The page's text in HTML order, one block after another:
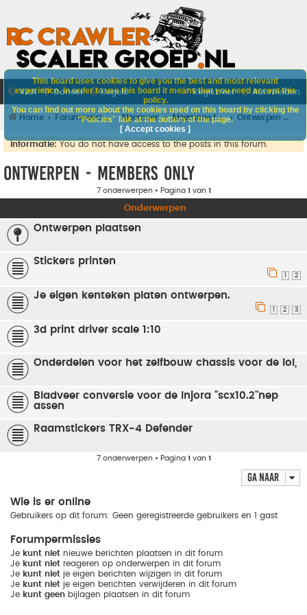
V&A Doneer Regels Aanmelden
Registreer
Home Forumoverzicht Algemeen Algemene techniek Ontwerpen - MEMBERS ONLY
Informatie:You do not have access to the posts in this forum.
Ontwerpen - MEMBERS ONLY
7 onderwerpen • Pagina 1 van 1
Onderwerpen
Ontwerpen plaatsen
Stickers printen
2
Je eigen kenteken platen ontwerpen.
1 2 3
3d print driver scale 1:10
Onderdelen voor het zelfbouw chassis voor de lol,
Bladveer conversie voor de Injora "scx10.2"nep
assen
Raamstickers TRX-4 Defender
7 onderwerpen • Pagina 1van 1
Ga naar
Wie is er online
Gebruikers op dit forum: Geen geregistreerde gebruikers en 1 gast
Forumpermissies
Je kunt niet nieuwe berichten plaatsen in dit forum
Je kunt niet reageren op onderwerpen in dit forum
Je kunt niet je eigen berichten wijzigen in dit forum
Je kunt niet je eigen berichten verwijderen in dit forum
Je kunt geen bijlagen plaatsen in dit forum
This board uses cookies to give you the best and most relevant
experience. In order to use this board it means that you need accept this
policy.
You can find out more about the cookies used on this board by clicking the
"Policies" link at the bottom of the page.
[ Accept cookies ]